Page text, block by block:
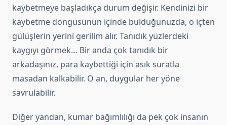
kaybetmeye başladıkça durum değişir. Kendinizi bir
kaybetme döngüsünün içinde bulduğunuzda, o içten
gülüşlerin yerini gerilim alır. Tanıdık yüzlerdeki
kaygıyı görmek… Bir anda çok tanıdık bir
arkadaşınız, para kaybettiği için asık suratla
masadan kalkabilir. O an, duygular her yöne
savrulabilir.
Diğer yandan, kumar bağımlılığı da pek çok insanın